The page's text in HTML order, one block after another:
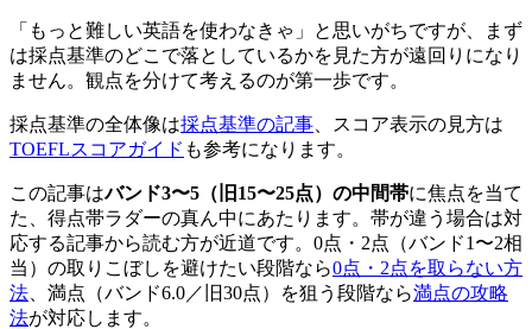
「もっと難しい英語を使わなきゃ」と思いがちですが、まず
は採点基準のどこで落としているかを見た方が遠回りになり
ません。観点を分けて考えるのが第一歩です。
採点基準の全体像は採点基準の記事 、スコア表示の見方は
TOEFLスコアガイド も参考になります。
この記事はバンド3〜5（旧15〜25点）の中間帯に焦点を当て
た、得点帯ラダーの真ん中にあたります。帯が違う場合は対
応する記事から読む方が近道です。0点・2点（バンド1〜2相
当）の取りこぼしを避けたい段階なら0点・2点を取らない方
法 、満点（バンド6.0／旧30点）を狙う段階なら満点の攻略
法が対応します。